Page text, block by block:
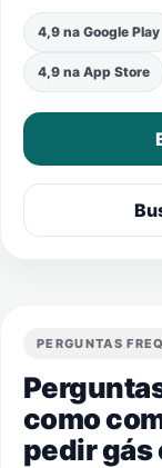
4,9 na Google Play
4,9 na App Store
PERGUNTAS
como
pedir gás